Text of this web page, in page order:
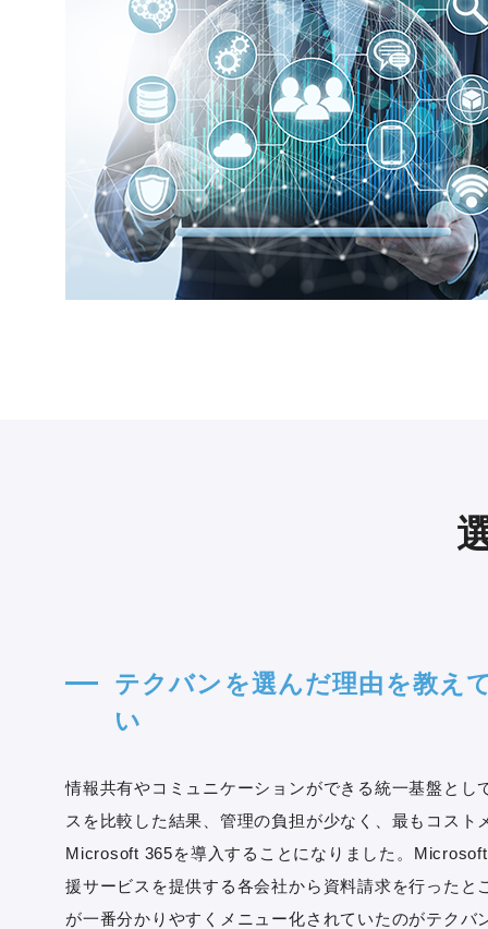
テクバンを選んだ理由を教え
い
情報共有やコミュニケーションができる統一基盤とし
スを比較した結果、管理の負担が少なく、最もコスト
Microsoft 365を導入することになりました。
援サービスを提供する各会社から資料請求を行ったと
が一番分かりやすくメニュー化されていたのがテクバ